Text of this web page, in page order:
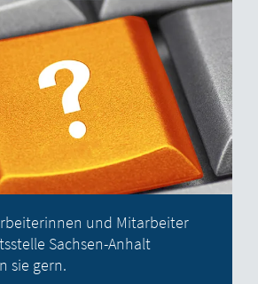
und Mitarbeiter
Sachsen-Anhalt
sie gern.